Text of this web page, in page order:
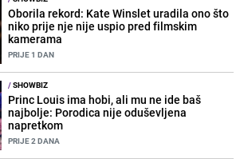
Oborila rekord: Kate Winslet uradila ono što
niko prije nje nije uspio pred filmskim
kamerama
PRIJE 1 DAN
/SHOWBIZ
Princ Louis ima hobi, ali mu ne ide baš
najbolje: Porodica nije oduševljena
napretkom
PRIJE 2 DANA